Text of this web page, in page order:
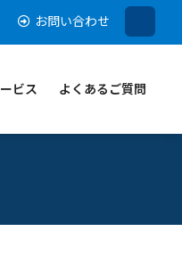
お問い合わせ
ビス よくあるご質問